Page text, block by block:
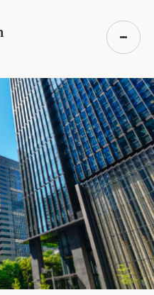
and blue sky.